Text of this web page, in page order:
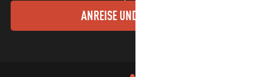
ANREISE UND KONTAKTE